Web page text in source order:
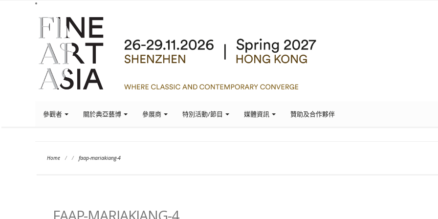
參觀者 關於典亞藝博 參展商 特別活動/節目 媒體資訊 贊助及合作夥伴
Home / / faap-mariakiang-4
FAAP-MARIAKIANG-4